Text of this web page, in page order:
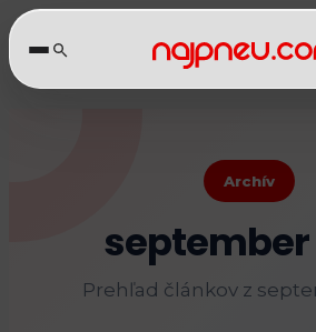
Archív
september
Prehľad článkov z